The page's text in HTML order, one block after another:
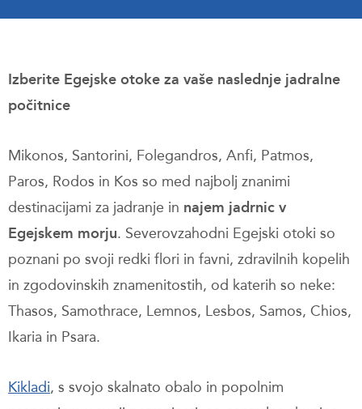
Izberite Egejske otoke za vaše naslednje jadralne
počitnice
Mikonos, Santorini, Folegandros, Anfi, Patmos,
Paros, Rodos in Kos so med najbolj znanimi
destinacijami za jadranje in najem jadrnic v
Egejskem morju. Severovzahodni Egejski otoki so
poznani po svoji redki flori in favni, zdravilnih kopelih
in zgodovinskih znamenitostih, od katerih so neke:
Thasos, Samothrace, Lemnos, Lesbos, Samos, Chios,
Ikaria in Psara.
Kikladi, s svojo skalnato obalo in popolnim